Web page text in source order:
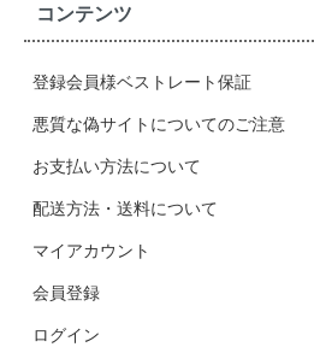
コンテンツ
登録会員様ベストレート保証
悪質な偽サイトについてのご注意
お支払い方法について
配送方法・送料について
マイアカウント
会員登録
ログイン